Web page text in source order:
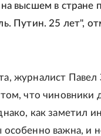
высшем в стране
Путин. 25 лет",
журналист
что чиновники
как заметил
важна, и